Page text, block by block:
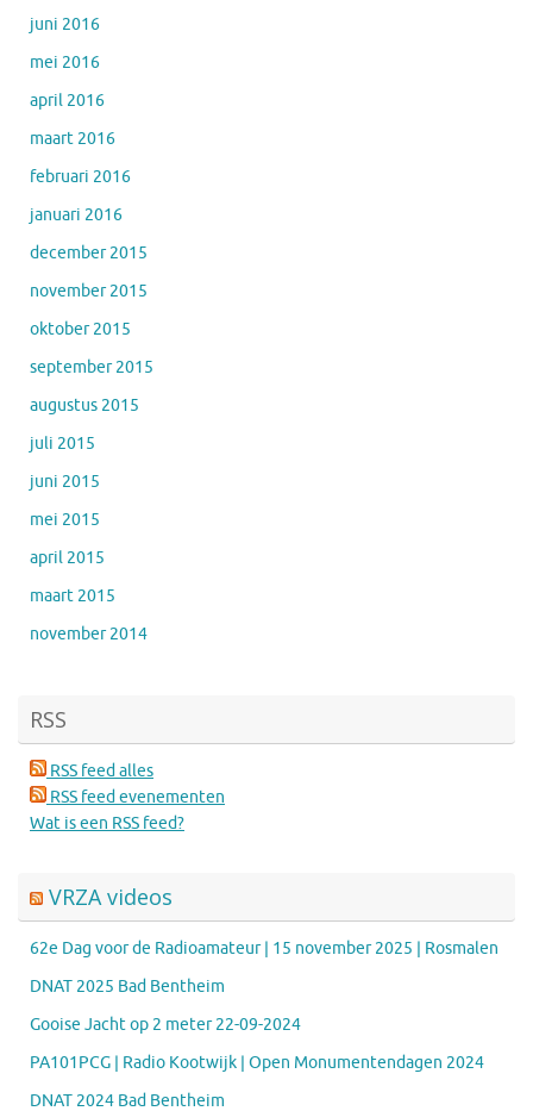
juni 2016
mei 2016
april 2016
maart 2016
februari 2016
januari 2016
december 2015
november 2015
oktober 2015
september 2015
augustus 2015
juli 2015
juni 2015
mei 2015
april 2015
maart 2015
november 2014
RSS
RSS feed alles
RSS feed evenementen
Wat is een RSS feed?
VRZA videos
62e Dag voor de Radioamateur | 15 november 2025 | Rosmalen
DNAT 2025 Bad Bentheim
Gooise Jacht op 2 meter 22-09-2024
PA101PCG | Radio Kootwijk | Open Monumentendagen 2024
DNAT 2024 Bad Bentheim